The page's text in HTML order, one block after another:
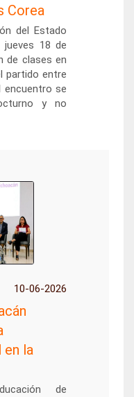
Corea
del Estado
18 de
de clases en
partido entre
encuentro se
y no
10-06-2026
en la
de